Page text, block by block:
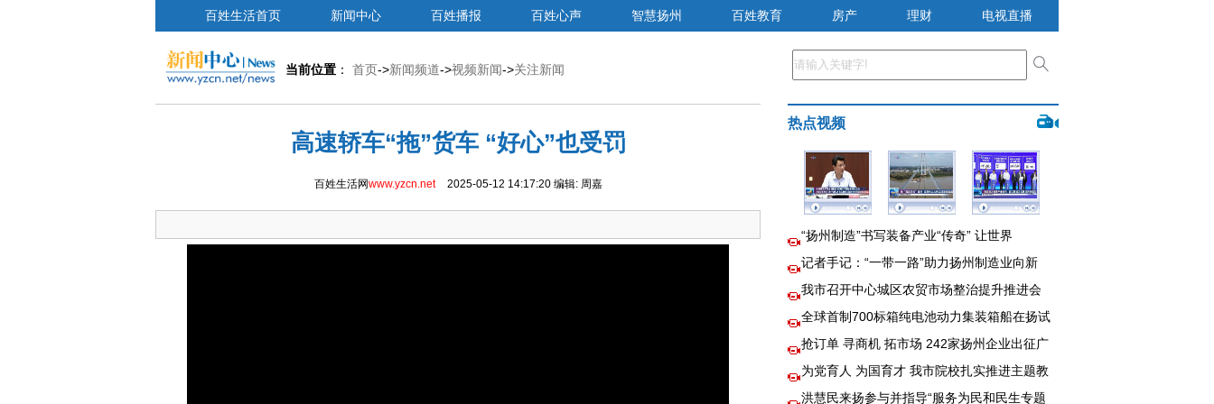
百姓生活首页 新闻中心 百姓播报 百姓心声 智慧扬州 百姓教育 房产 理财 电视直播
当前位置： 首页->新闻频道->视频新闻->关注新闻
热点视频
“扬州制造”书写装备产业“传奇” 让世界
记者手记：“一带一路”助力扬州制造业向新
我市召开中心城区农贸市场整治提升推进会
全球首制700标箱纯电池动力集装箱船在扬试
抢订单 寻商机 拓市场 242家扬州企业出征广
为党育人 为国育才 我市院校扎实推进主题教
洪慧民来扬参与并指导“服务为民和民生专题
高速轿车“拖”货车 “好心”也受罚
百姓生活网www.yzcn.net 2025-05-12 14:17:20 编辑: 周嘉